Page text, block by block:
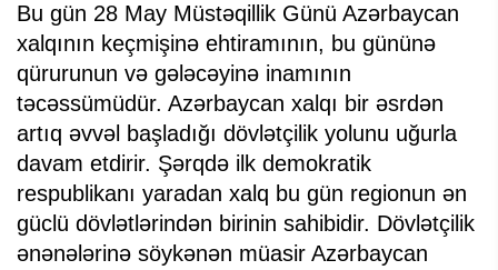
Bu gün 28 May Müstəqillik Günü Azərbaycan
xalqının keçmişinə ehtiramının, bu gününə
qürurunun və gələcəyinə inamının
təcəssümüdür. Azərbaycan xalqı bir əsrdən
artıq əvvəl başladığı dövlətçilik yolunu uğurla
davam etdirir. Şərqdə ilk demokratik
respublikanı yaradan xalq bu gün regionun ən
güclü dövlətlərindən birinin sahibidir. Dövlətçilik
ənənələrinə söykənən müasir Azərbaycan